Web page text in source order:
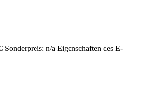
n/a Eigenschaften des E-